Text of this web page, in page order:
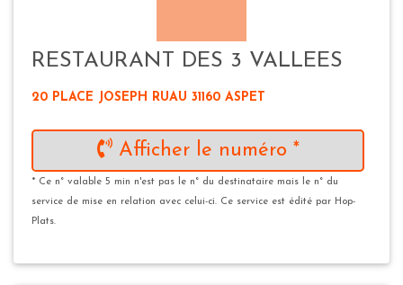
RESTAURANT DES 3 VALLEES
20 PLACE JOSEPH RUAU 31160 ASPET
Afficher le numéro *
* Ce n° valable 5 min n'est pas le n° du destinataire mais le n° du
service de mise en relation avec celui-ci. Ce service est édité par Hop-
Plats.